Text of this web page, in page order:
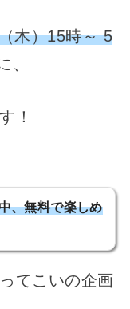
木）15時～ 5
、
！
、無料で楽しめ
てこいの企画